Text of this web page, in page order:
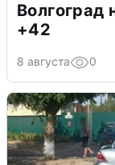
Волгоград
+42
8 августа 0